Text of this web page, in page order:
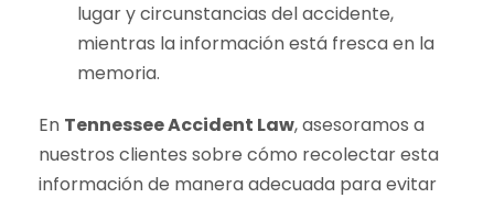
lugar y circunstancias del accidente,
mientras la información está fresca en la
memoria.
En Tennessee Accident Law, asesoramos a
nuestros clientes sobre cómo recolectar esta
información de manera adecuada para evitar